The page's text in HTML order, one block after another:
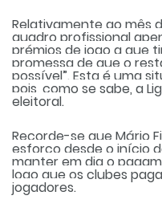
Relativamente ao mês
quadro profissional
prémios de jogo a que
promessa de que o
possível”. Esta é uma
pois, como se sabe, a
eleitoral.
Recorde-se que Mário
esforço desde o início
manter em dia o
logo que os clubes
jogadores.